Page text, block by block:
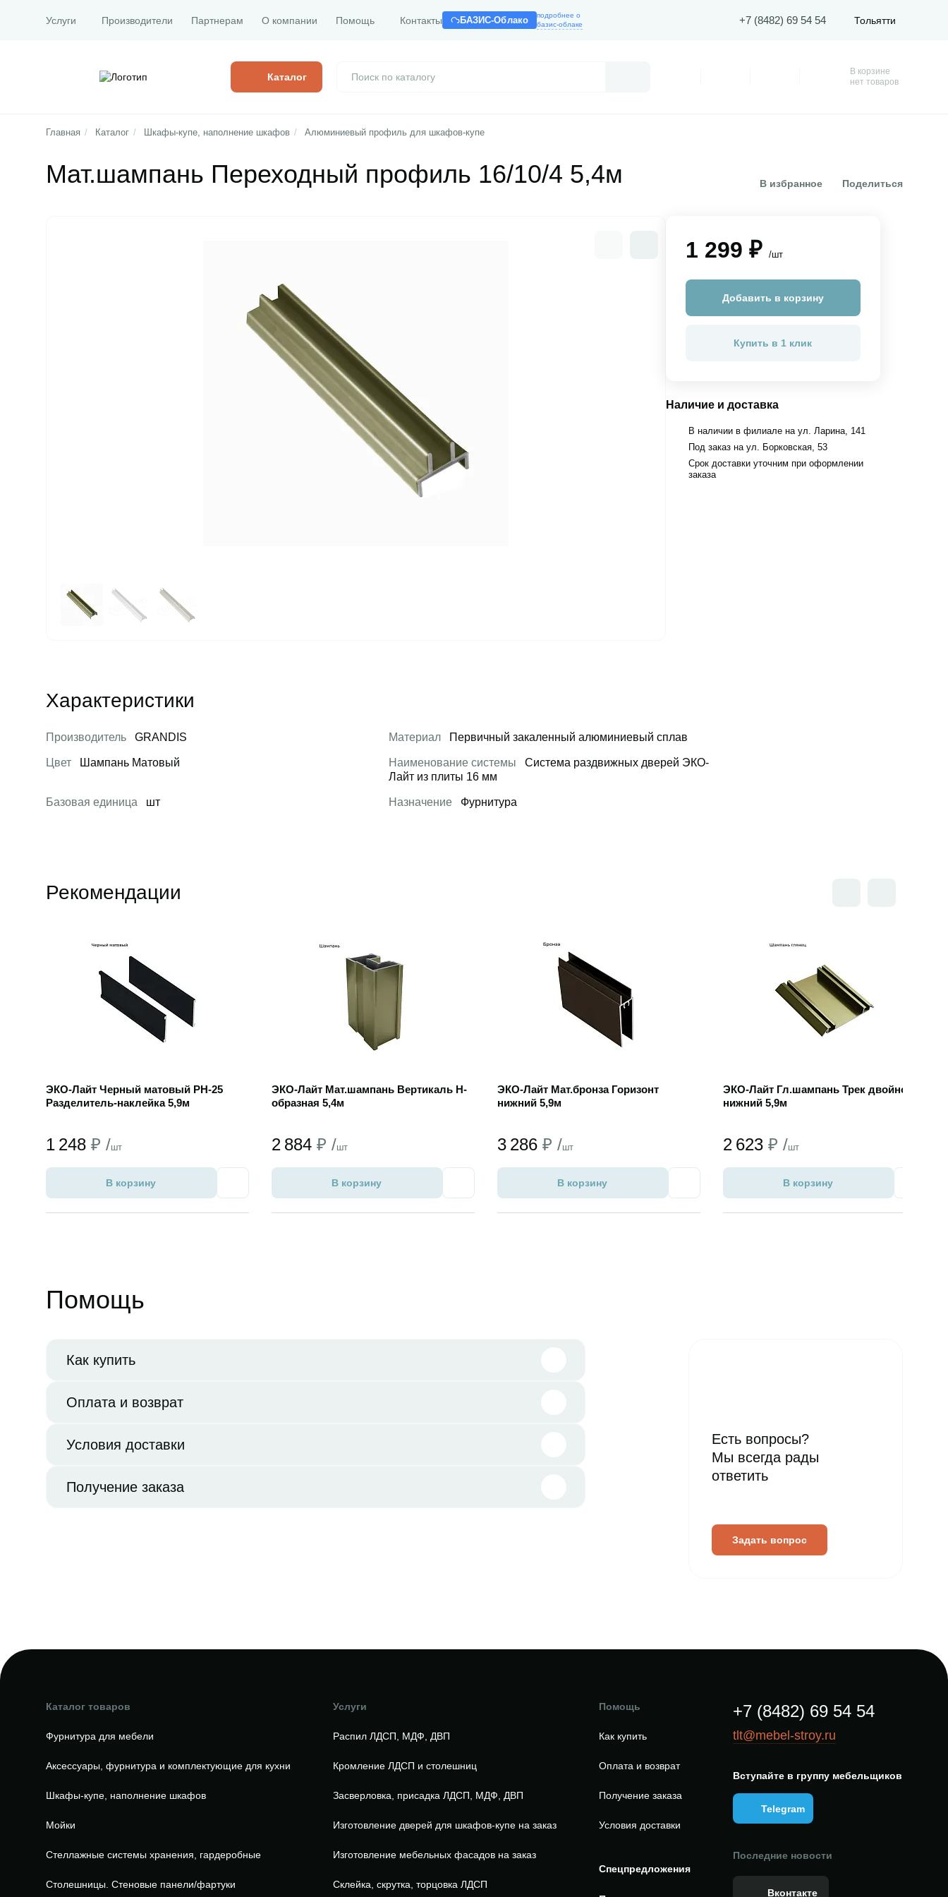
Услуги Производители Партнерам О компании Помощь Контакты БАЗИС-Облако
подробнее о
базис-облаке
+7 (8482) 69 54 54 Тольятти
Каталог Корзина
В корзине
нет товаров
Главная / Каталог / Шкафы-купе, наполнение шкафов / Алюминиевый профиль для шкафов-купе
Мат.шампань Переходный профиль 16/10/4 5,4м В избранное Поделиться
1 299 ₽ /шт
Добавить в корзину
Купить в 1 клик
Наличие и доставка
В наличии в филиале на ул. Ларина, 141
Под заказ на ул. Борковская, 53
Срок доставки уточним при оформлении
заказа
Характеристики
Производитель GRANDIS Материал Первичный закаленный алюминиевый сплав
Цвет Шампань Матовый Наименование системы
Система раздвижных дверей ЭКО-
Лайт из плиты 16 мм
Базовая единица шт Назначение Фурнитура
Рекомендации
ЭКО-Лайт Черный матовый РН-25
Разделитель-наклейка 5,9м
1 248 ₽ /шт
В корзину
ЭКО-Лайт Мат.шампань Вертикаль H-
образная 5,4м
2 884 ₽ /шт
В корзину
ЭКО-Лайт Мат.бронза Горизонт
нижний 5,9м
3 286 ₽ /шт
В корзину
ЭКО-Лайт Гл.шампань Трек двойной
нижний 5,9м
2 623 ₽ /шт
В корзину
Помощь
Как купить
Оплата и возврат
Условия доставки
Получение заказа
Есть вопросы?
Мы всегда рады
ответить
Задать вопрос
Каталог товаров
Фурнитура для мебели
Аксессуары, фурнитура и комплектующие для кухни
Шкафы-купе, наполнение шкафов
Мойки
Стеллажные системы хранения, гардеробные
Столешницы. Стеновые панели/фартуки
Услуги
Распил ЛДСП, МДФ, ДВП
Кромление ЛДСП и столешниц
Засверловка, присадка ЛДСП, МДФ, ДВП
Изготовление дверей для шкафов-купе на заказ
Изготовление мебельных фасадов на заказ
Склейка, скрутка, торцовка ЛДСП
Помощь
Как купить
Оплата и возврат
Получение заказа
Условия доставки
Спецпредложения
+7 (8482) 69 54 54
tlt@mebel-stroy.ru
Вступайте в группу мебельщиков
Telegram
Последние новости
Вконтакте